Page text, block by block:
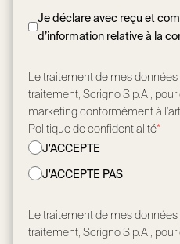
Je déclare avec reçu et
d’information relative à la
Le traitement de mes
traitement, Scrigno S.p.A.,
marketing conformément à
Politique de confidentialité*
J'ACCEPTE
J'ACCEPTE PAS
Le traitement de mes
traitement, Scrigno S.p.A.,